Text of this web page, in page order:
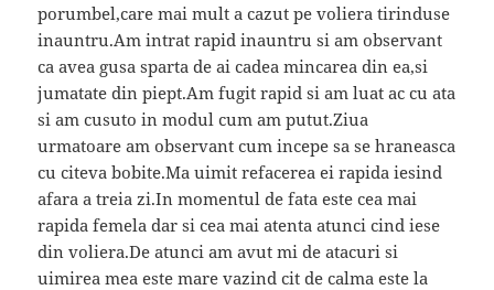
porumbel,care mai mult a cazut pe voliera tirinduse
inauntru.Am intrat rapid inauntru si am observant
ca avea gusa sparta de ai cadea mincarea din ea,si
jumatate din piept.Am fugit rapid si am luat ac cu ata
si am cusuto in modul cum am putut.Ziua
urmatoare am observant cum incepe sa se hraneasca
cu citeva bobite.Ma uimit refacerea ei rapida iesind
afara a treia zi.In momentul de fata este cea mai
rapida femela dar si cea mai atenta atunci cind iese
din voliera.De atunci am avut mi de atacuri si
uimirea mea este mare vazind cit de calma este la